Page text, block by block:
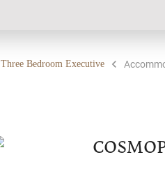
Three Bedroom Executive